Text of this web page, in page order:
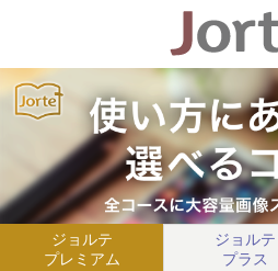
ジョルテ
プレミアム
ジョルテ
プラス